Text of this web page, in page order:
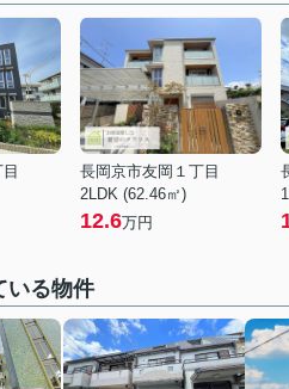
長岡京市友岡１丁目
2LDK (62.46㎡)
12.6万円
いる物件